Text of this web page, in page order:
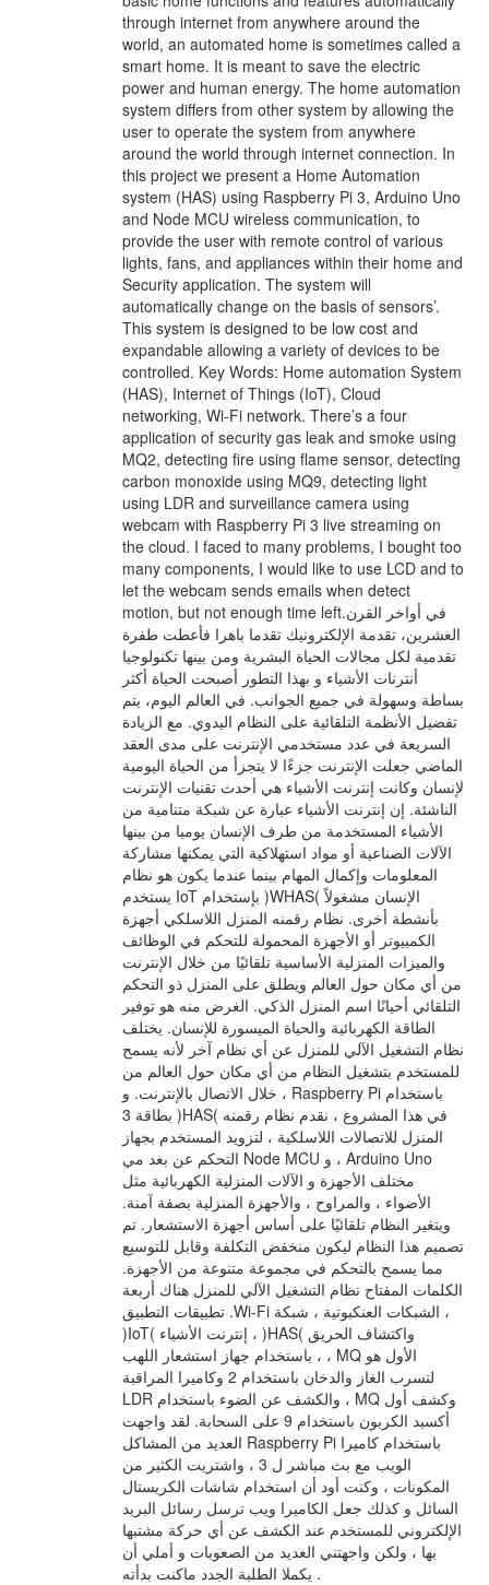
through internet from anywhere around the
world, an automated home is sometimes called a
smart home. It is meant to save the electric
power and human energy. The home automation
system differs from other system by allowing the
user to operate the system from anywhere
around the world through internet connection. In
this project we present a Home Automation
system (HAS) using Raspberry Pi 3, Arduino Uno
and Node MCU wireless communication, to
provide the user with remote control of various
lights, fans, and appliances within their home and
Security application. The system will
automatically change on the basis of sensors’.
This system is designed to be low cost and
expandable allowing a variety of devices to be
controlled. Key Words: Home automation System
(HAS), Internet of Things (IoT), Cloud
networking, Wi-Fi network. There’s a four
application of security gas leak and smoke using
MQ2, detecting fire using flame sensor, detecting
carbon monoxide using MQ9, detecting light
using LDR and surveillance camera using
webcam with Raspberry Pi 3 live streaming on
the cloud. I faced to many problems, I bought too
many components, I would like to use LCD and to
let the webcam sends emails when detect
motion, but not enough time left.في أواخر القرن
العشرين، تقدمة الإلكترونيك تقدما باهرا فأعطت طفرة
تقدمية لكل مجالات الحياة البشرية ومن بينها تكنولوجيا
أنترنات الأشياء و بهذا التطور أصبحت الحياة أكثر
بساطة وسهولة في جميع الجوانب. في العالم اليوم، يتم
تفضيل الأنظمة التلقائية على النظام اليدوي. مع الزيادة
السريعة في عدد مستخدمي الإنترنت على مدى العقد
الماضي جعلت الإنترنت جزءًا لا يتجزأ من الحياة اليومية
لإنسان وكانت إنترنت الأشياء هي أحدث تقنيات الإنترنت
الناشئة. إن إنترنت الأشياء عبارة عن شبكة متنامية من
الأشياء المستخدمة من طرف الإنسان يوميا من بينها
الآلات الصناعية أو مواد استهلاكية التي يمكنها مشاركة
المعلومات وإكمال المهام بينما عندما يكون هو نظام
يستخدم IoT بإستخدام )WHAS( الإنسان مشغولاً
بأنشطة أخرى. نظام رقمنه المنزل اللاسلكي أجهزة
الكمبيوتر أو الأجهزة المحمولة للتحكم في الوظائف
والميزات المنزلية الأساسية تلقائيًا من خلال الإنترنت
من أي مكان حول العالم ويطلق على المنزل ذو التحكم
التلقائي أحيانًا اسم المنزل الذكي. الغرض منه هو توفير
الطاقة الكهربائية والحياة الميسورة للإنسان. يختلف
نظام التشغيل الآلي للمنزل عن أي نظام آخر لأنه يسمح
للمستخدم بتشغيل النظام من أي مكان حول العالم من
خلال الاتصال بالإنترنت. و ، Raspberry Pi باستخدام
بطاقة 3 )HAS( في هذا المشروع ، نقدم نظام رقمنه
المنزل للاتصالات اللاسلكية ، لتزويد المستخدم بجهاز
التحكم عن بعد مي Node MCU و ، Arduino Uno
مختلف الأجهزة و الآلات المنزلية الكهربائية مثل
الأضواء ، والمراوح ، والأجهزة المنزلية بصفة آمنة.
ويتغير النظام تلقائيًا على أساس أجهزة الاستشعار. تم
تصميم هذا النظام ليكون منخفض التكلفة وقابل للتوسيع
مما يسمح بالتحكم في مجموعة متنوعة من الأجهزة.
الكلمات المفتاح نظام التشغيل الآلي للمنزل هناك أربعة
تطبيقات التطبيق .Wi-Fi الشبكات العنكبوتية ، شبكة ،
)IoT( إنترنت الأشياء ، )HAS( واكتشاف الحريق
باستخدام جهاز استشعار اللهب ، ، MQ الأول هو
لتسرب الغاز والدخان باستخدام 2 وكاميرا المراقبة
LDR والكشف عن الضوء باستخدام ، MQ وكشف أول
أكسيد الكربون باستخدام 9 على السحابة. لقد واجهت
العديد من المشاكل Raspberry Pi باستخدام كاميرا
الويب مع بث مباشر ل 3 ، واشتريت الكثير من
المكونات ، وكنت أود أن استخدام شاشات الكريستال
السائل و كذلك جعل الكاميرا ويب ترسل رسائل البريد
الإلكتروني للمستخدم عند الكشف عن أي حركة مشتبها
بها ، ولكن واجهتني العديد من الصعوبات و أملي أن
يكملا الطلبة الجدد ماكنت بدأته .